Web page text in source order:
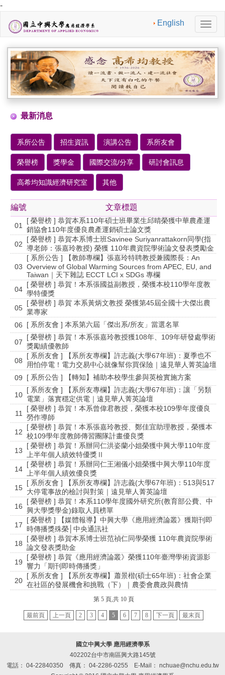
-
English
切
換
導
航
最新消息
系所公告 招生資訊 演講公告 系所友會
榮譽榜 獎學金 國際交流/分享 研討會訊息
高希均知識經濟研究室 其他
編號 文章標題
01
[ 榮譽榜 ] 恭賀本系110年碩士班畢業生邱晴榮獲中華農產運
銷協會110年度優良農產運銷碩士論文獎
02
[ 榮譽榜 ] 恭賀本系博士班Savinee Suriyanrattakorn同學(指
導老師：張嘉玲教授) 榮獲 110年農資院學術論文發表獎勵金
03
[ 系所公告 ] 【教師專欄】張嘉玲特聘教授兼國際長：An
Overview of Global Warming Sources from APEC, EU, and
Taiwan｜天下雜誌 ECCT LCI x SDGs 專欄
04
[ 榮譽榜 ] 恭賀！本系張國益副教授，榮獲本校110學年度教
學特優獎
05
[ 榮譽榜 ] 恭賀 本系黃炳文教授 榮獲第45屆全國十大傑出農
業專家
06
[ 系所友會 ] 本系第六屆「傑出系/所友」當選名單
07
[ 榮譽榜 ] 恭賀！本系張嘉玲教授獲108年、109年研發處學術
獎勵績優教師
08
[ 系所友會 ] 【系所友專欄】許志義(大學67年班)：夏季也不
用怕停電！電力交易中心就像幫你買保險｜遠見華人菁英論壇
09
[ 系所公告 ] 【轉知】補助本校學生參與英檢實施方案
10
[ 系所友會 ] 【系所友專欄】許志義(大學67年班)：讓「另類
電業」落實穩定供電｜遠見華人菁英論壇
11
[ 榮譽榜 ] 恭賀！本系曾偉君教授，榮獲本校109學年度優良
勞作導師
12
[ 榮譽榜 ] 恭賀！本系張嘉玲教授、鄭佳宜助理教授，榮獲本
校109學年度教師傳習團隊計畫優良獎
13
[ 榮譽榜 ] 恭賀！系辦同仁洪姿蘭小姐榮獲中興大學110年度
上半年個人績效特優獎Ⅱ
14
[ 榮譽榜 ] 恭賀！系辦同仁王湘儀小姐榮獲中興大學110年度
上半年個人績效優良獎
15
[ 系所友會 ] 【系所友專欄】許志義(大學67年班)：513與517
大停電事故的檢討與對策｜遠見華人菁英論壇
16
[ 榮譽榜 ] 恭賀！本系110學年度國外研究所(教育部公費、中
興大學獎學金)錄取人員榜單
17
[ 榮譽榜 ] 【媒體報導】中興大學《應用經濟論叢》獲期刊即
時傳播獎殊榮│中央通訊社
18
[ 榮譽榜 ] 恭賀本系博士班范禎仁同學榮獲 110年農資院學術
論文發表獎助金
19
[ 榮譽榜 ] 恭賀《應用經濟論叢》榮獲110年臺灣學術資源影
響力「期刊即時傳播獎」
20
[ 系所友會 ] 【系所友專欄】蕭景楷(碩士65年班)：社會企業
在社區的發展機會和挑戰（下）｜農委會農政與農情
第 5 頁,共 10 頁
最前頁 上一頁 2 3 4 5 6 7 8 下一頁 最末頁
國立中興大學 應用經濟學系
402202台中市南區興大路145號
電話： 04-22840350
傳真： 04-2286-0255
E-Mail： nchuae@nchu.edu.tw